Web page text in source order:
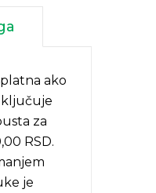
ako
za
RSD.
je